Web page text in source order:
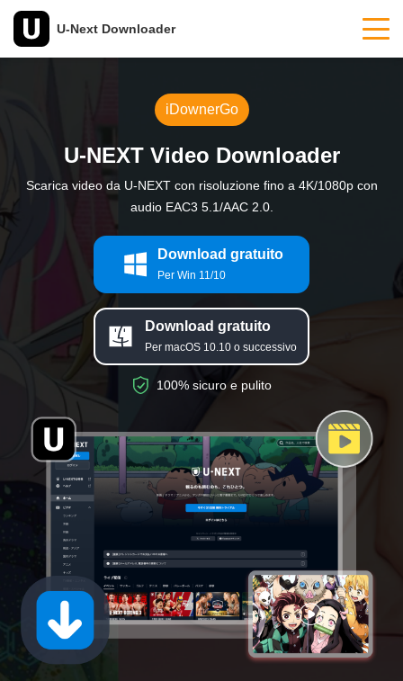
U-Next Downloader
iDownerGo
U-NEXT Video Downloader
Scarica video da U-NEXT con risoluzione fino a 4K/1080p con
audio EAC3 5.1/AAC 2.0.
Download gratuito
Per Win 11/10
Download gratuito
Per macOS 10.10 o successivo
100% sicuro e pulito